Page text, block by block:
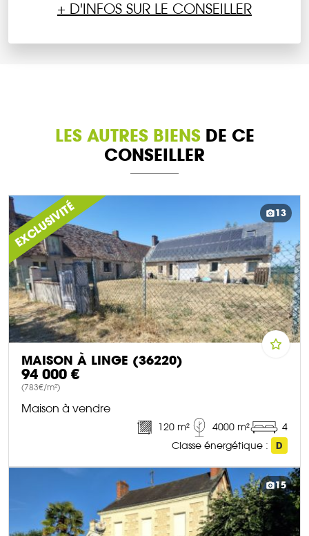
+ D'INFOS SUR LE CONSEILLER
LES AUTRES BIENSDE CE
CONSEILLER
EXCLUSIVITÉ 13
MAISON À LINGE (36220)
94 000 €
(783€/m²)
Maison à vendre
120 m² 4000 m²
4
Classe énergétique :
D
DÉCOUVRIR CE BIEN
15